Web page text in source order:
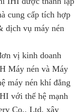
cung cấp tích hợp
dịch vụ máy nén
vị kinh doanh
Máy nén và Máy
máy nén khí đẳng
với thế hệ mạnh
Co., Ltd. xây